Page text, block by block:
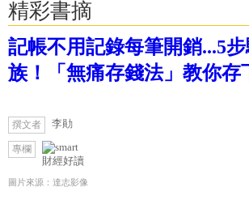
精彩書摘
記帳不用記錄每筆開銷...5
族！「無痛存錢法」教你存
撰文者 李勛
專欄
財經好讀
圖片來源：達志影像